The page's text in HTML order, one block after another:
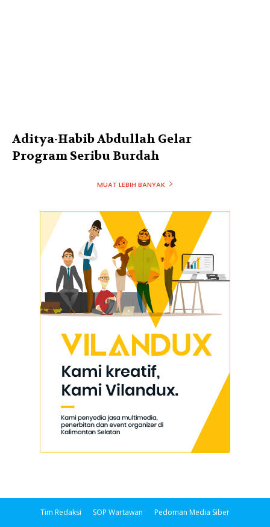
Aditya-Habib Abdullah Gelar
Program Seribu Burdah
MUAT LEBIH BANYAK
Tim Redaksi SOP Wartawan Pedoman Media Siber